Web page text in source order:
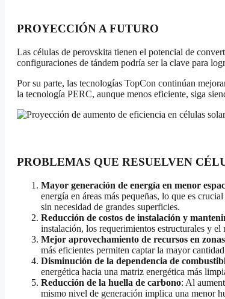
PROYECCIÓN A FUTURO
Las células de perovskita tienen el potencial de
configuraciones de tándem podría ser la clave para
Por su parte, las tecnologías TopCon continúan
la tecnología PERC, aunque menos eficiente, siga
PROBLEMAS QUE RESUELVEN
Mayor generación de energía en menor
energía en áreas más pequeñas, lo que es
sin necesidad de grandes superficies.
Reducción de costos de instalación y
instalación, los requerimientos estructurales y
Mejor aprovechamiento de recursos en
más eficientes permiten captar la mayor
Disminución de la dependencia de
energética hacia una matriz energética más
Reducción de la huella de carbono: Al
mismo nivel de generación implica una menor